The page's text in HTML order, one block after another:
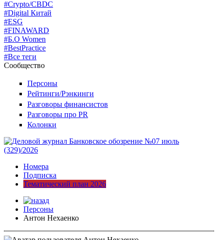
#Crypto/CBDC
#Digital Китай
#ESG
#FINAWARD
#Б.О Women
#BestPractice
#Все теги
Сообщество
Персоны
Рейтинги/Рэнкинги
Разговоры финансистов
Разговоры про PR
Колонки
Номера
Подписка
Тематический план 2026
Персоны
Антон Нехаенко